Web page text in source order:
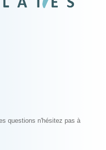
questions n'hésitez pas à